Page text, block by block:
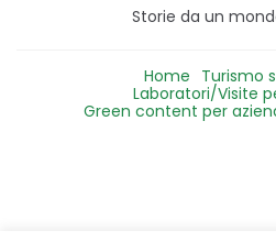
Storie da un
Home Turismo
Laboratori/Visite
Green content per